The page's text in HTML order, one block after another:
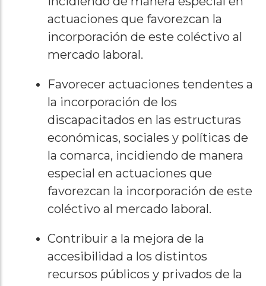
actuaciones que favorezcan la
incorporación de este coléctivo al
mercado laboral.
Favorecer actuaciones tendentes a
la incorporación de los
discapacitados en las estructuras
económicas, sociales y políticas de
la comarca, incidiendo de manera
especial en actuaciones que
favorezcan la incorporación de este
coléctivo al mercado laboral.
Contribuir a la mejora de la
accesibilidad a los distintos
recursos públicos y privados de la